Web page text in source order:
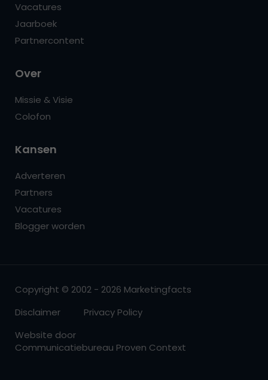
Vacatures
Jaarboek
Partnercontent
Over
Missie & Visie
Colofon
Kansen
Adverteren
Partners
Vacatures
Blogger worden
Copyright © 2002 - 2026 Marketingfacts
Disclaimer
Privacy Policy
Website door
Communicatiebureau Proven Context